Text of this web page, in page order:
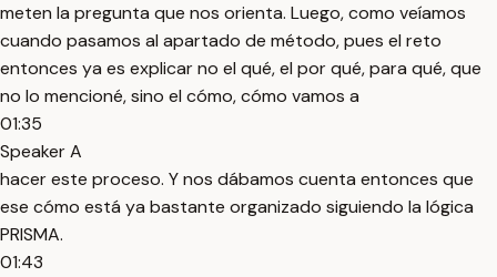
meten la pregunta que nos orienta. Luego, como veíamos
cuando pasamos al apartado de método, pues el reto
entonces ya es explicar no el qué, el por qué, para qué, que
no lo mencioné, sino el cómo, cómo vamos a
01:35
Speaker A
hacer este proceso. Y nos dábamos cuenta entonces que
ese cómo está ya bastante organizado siguiendo la lógica
PRISMA.
01:43